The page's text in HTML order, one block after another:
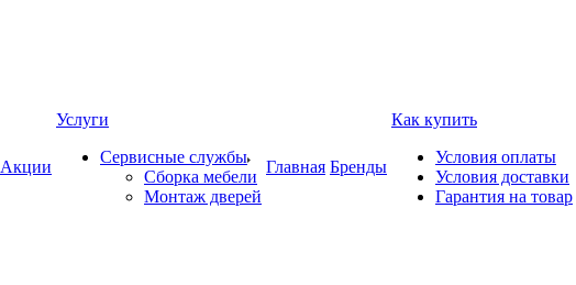
Акции
Услуги
Сервисные службы
Сборка мебели
Монтаж дверей
Главная Бренды
Как купить
Условия оплаты
Условия доставки
Гарантия на товар